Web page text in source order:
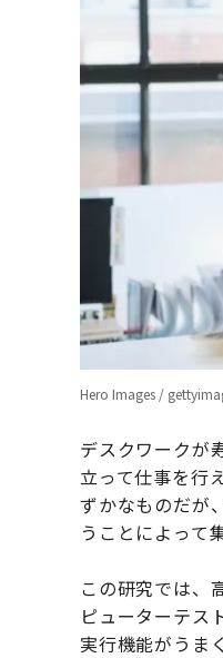
Hero Images /
デスクワークが
立って仕事を行
ずかなものだが
うことによって
この研究では、
ピューターテス
実行機能がうま